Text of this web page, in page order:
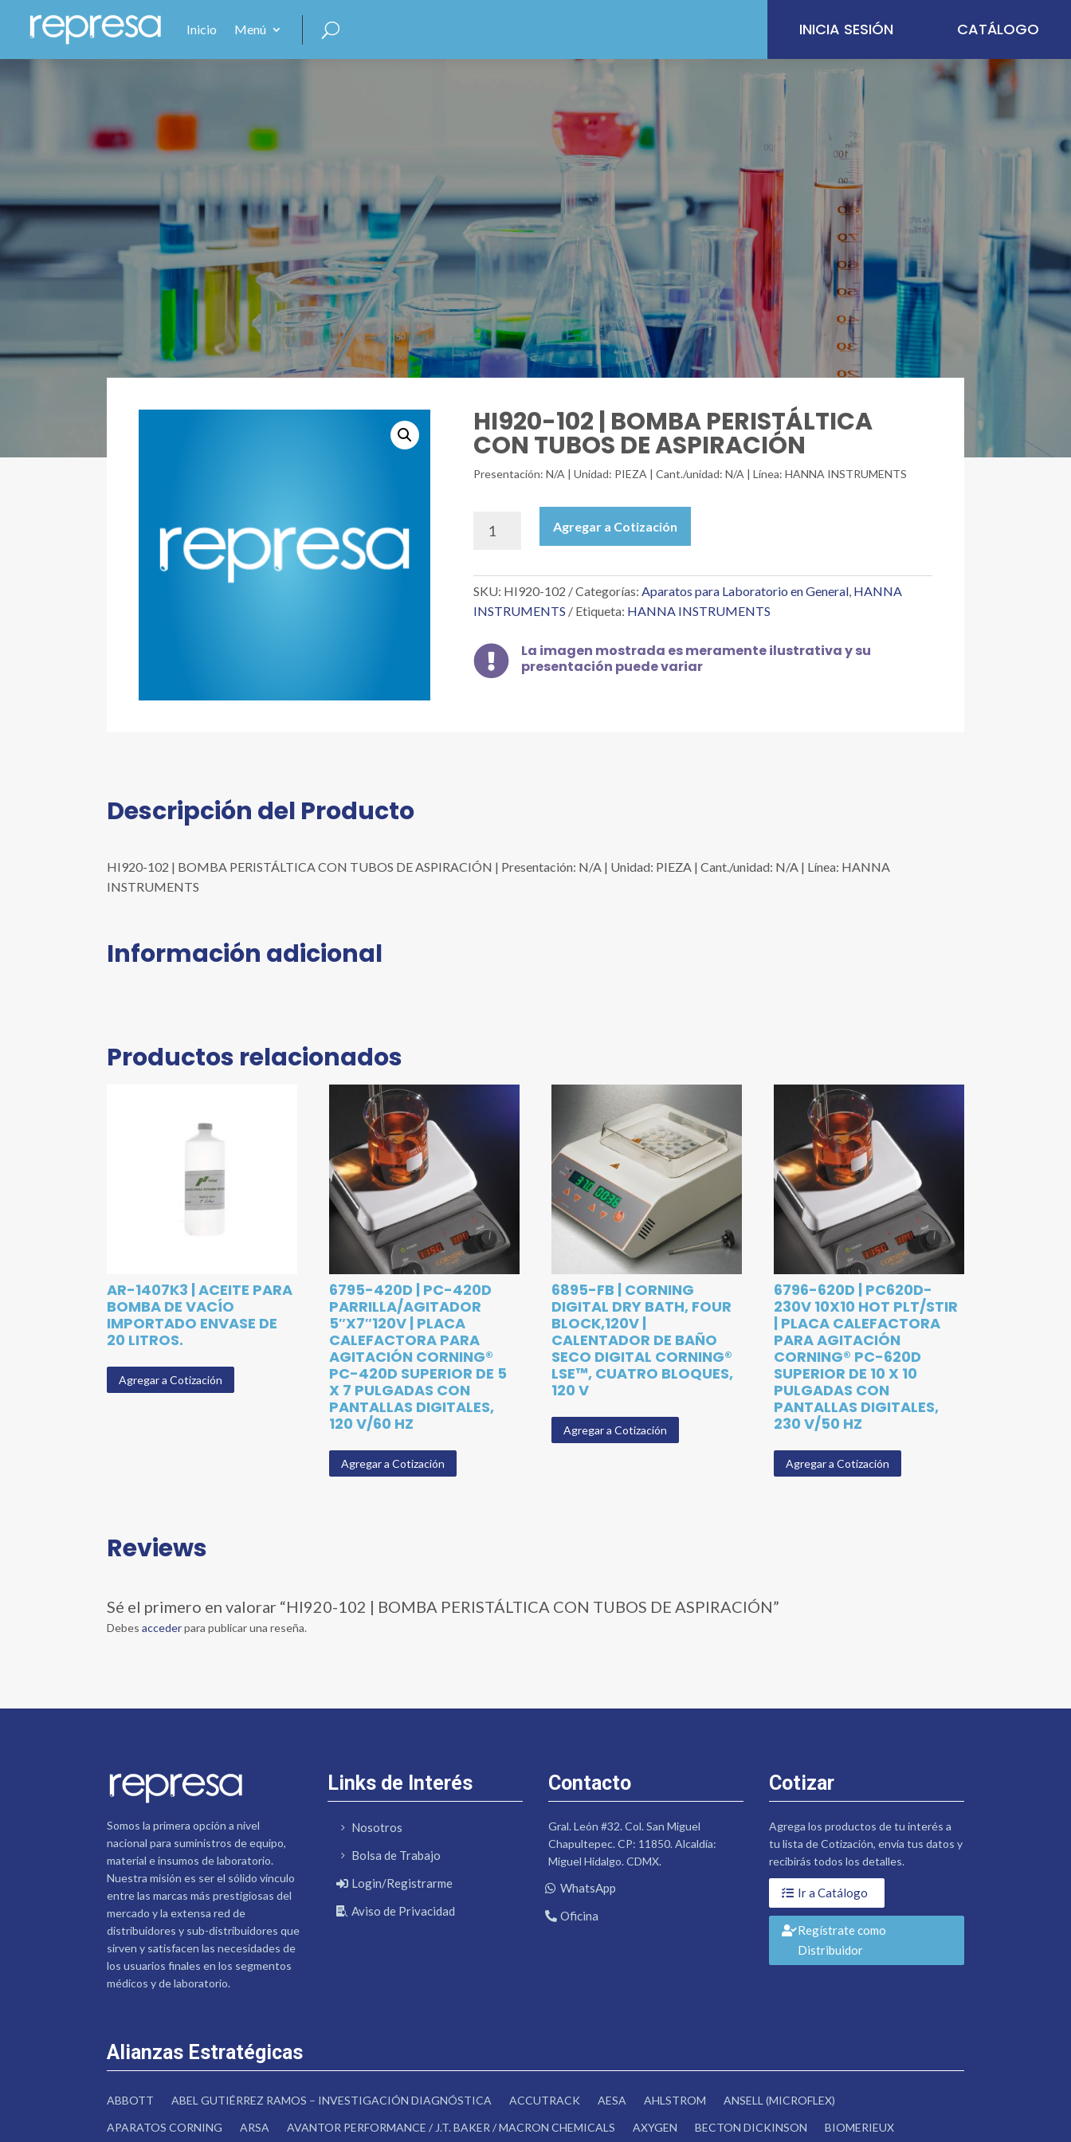
Inicio Menú INICIA SESIÓN CATÁLOGO
HI920-102 | BOMBA PERISTÁLTICA
CON TUBOS DE ASPIRACIÓN
Presentación: N/A | Unidad: PIEZA | Cant./unidad: N/A | Línea: HANNA INSTRUMENTS
102
BOMBA
PERISTÁLTICA
CON
DE
ASPIRACIÓN
cantidad
Agregar a Cotización
SKU: HI920-102 Categorías:Aparatos para Laboratorio en General, HANNA
INSTRUMENTS
Etiqueta: HANNA INSTRUMENTS

La imagen mostrada es meramente ilustrativa y su
presentación puede variar
Descripción del Producto
HI920-102 | BOMBA PERISTÁLTICA CON TUBOS DE ASPIRACIÓN | Presentación: N/A | Unidad: PIEZA | Cant./unidad: N/A | Línea: HANNA
INSTRUMENTS
Información adicional
Productos relacionados
AR-1407K3 | ACEITE PARA
BOMBA DE VACÍO
IMPORTADO ENVASE DE
20 LITROS.
Agregar a Cotización
6795-420D | PC-420D
PARRILLA/AGITADOR
5″X7″120V | PLACA
CALEFACTORA PARA
AGITACIÓN CORNING®
PC-420D SUPERIOR DE 5
X 7 PULGADAS CON
PANTALLAS DIGITALES,
120 V/60 HZ
Agregar a Cotización
6895-FB | CORNING
DIGITAL DRY BATH, FOUR
BLOCK,120V |
CALENTADOR DE BAÑO
SECO DIGITAL CORNING®
LSE™, CUATRO BLOQUES,
120 V
Agregar a Cotización
6796-620D | PC620D-
230V 10X10 HOT PLT/STIR
| PLACA CALEFACTORA
PARA AGITACIÓN
CORNING® PC-620D
SUPERIOR DE 10 X 10
PULGADAS CON
PANTALLAS DIGITALES,
230 V/50 HZ
Agregar a Cotización
Reviews
Sé el primero en valorar “HI920-102 | BOMBA PERISTÁLTICA CON TUBOS DE ASPIRACIÓN”
Debesaccederpara publicar una reseña.
Somos la primera opción a nivel
nacional para suministros de equipo,
material e insumos de laboratorio.
Nuestra misión es ser el sólido vínculo
entre las marcas más prestigiosas del
mercado y la extensa red de
distribuidores y sub-distribuidores que
sirven y satisfacen las necesidades de
los usuarios finales en los segmentos
médicos y de laboratorio.
Links de Interés
Nosotros
Bolsa de Trabajo
Login/Registrarme
Aviso de Privacidad
Contacto
Gral. León #32. Col. San Miguel
Chapultepec. CP: 11850. Alcaldía:
Miguel Hidalgo. CDMX.
WhatsApp
Oficina
Cotizar
Agrega los productos de tu interés a
tu lista de Cotización, envía tus datos y
recibirás todos los detalles.
Ir a Catálogo
Regístrate como
Distribuidor
Alianzas Estratégicas
ABBOTT ABEL GUTIÉRREZ RAMOS – INVESTIGACIÓN DIAGNÓSTICA ACCUTRACK AESA AHLSTROM
ANSELL (MICROFLEX)
APARATOS CORNING
ARSA AVANTOR PERFORMANCE / J.T. BAKER / MACRON CHEMICALS AXYGEN BECTON DICKINSON BIOMERIEUX